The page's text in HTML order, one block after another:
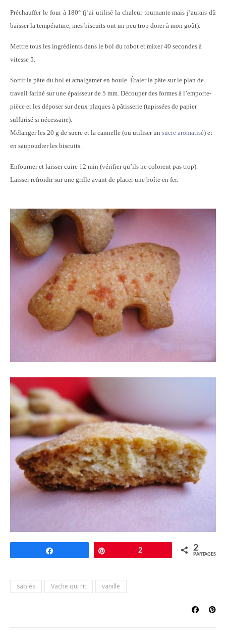
Préchauffer le four à 180° (j’ai utilisé la chaleur tournante mais j’aurais dû
baisser la température, mes biscuits ont un peu trop dorer à mon goût).
Mettre tous les ingrédients dans le bol du robot et mixer 40 secondes à
vitesse 5.
Sortir la pâte du bol et amalgamer en boule. Étaler la pâte sur le plan de
travail fariné sur une épaisseur de 5 mm. Découper des formes à l’emporte-
pièce et les déposer sur deux plaques à pâtisserie (tapissées de papier
sulfurisé si nécessaire).
Mélanger les 20 g de sucre et la cannelle (ou utiliser un sucre aromatisé) et
en saupoudrer les biscuits.
Enfourner et laisser cuire 12 min (vérifier qu’ils ne colorent pas trop).
Laisser refroidir sur une grille avant de placer une boîte en fer.
2 2
PARTAGES
sablés Vache qui rit vanille